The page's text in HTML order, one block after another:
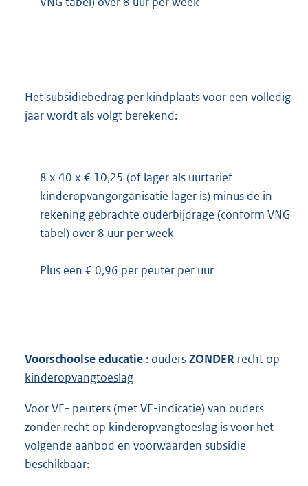
Het subsidiebedrag per kindplaats voor een volledig
jaar wordt als volgt berekend:
8 x 40 x € 10,25 (of lager als uurtarief
kinderopvangorganisatie lager is) minus de in
rekening gebrachte ouderbijdrage (conform VNG
tabel) over 8 uur per week
Plus een € 0,96 per peuter per uur
Voorschoolse educatie : oudersZONDER recht op
kinderopvangtoeslag
Voor VE- peuters (met VE-indicatie) van ouders
zonder recht op kinderopvangtoeslag is voor het
volgende aanbod en voorwaarden subsidie
beschikbaar: